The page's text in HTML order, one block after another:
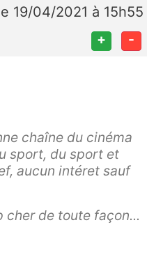
19/04/2021 à 15h55
+ -
chaîne du cinéma
sport, du sport et
aucun intéret sauf
cher de toute façon...